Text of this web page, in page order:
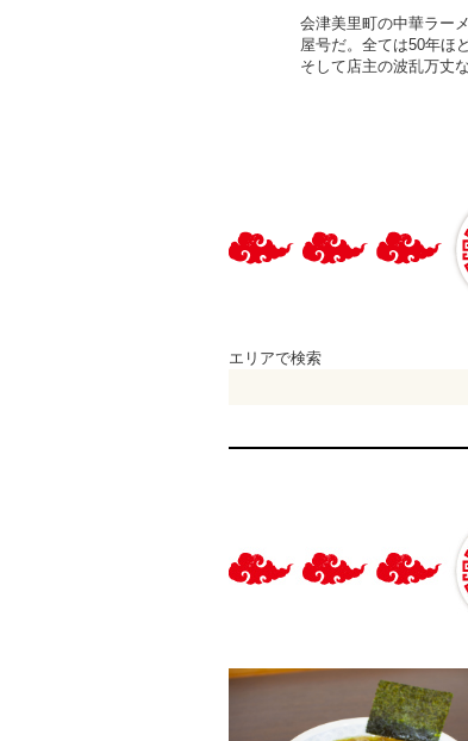
会津美里町の中華ラー
屋号だ。全ては50年ほ
そして店主の波乱万丈
エリアで検索